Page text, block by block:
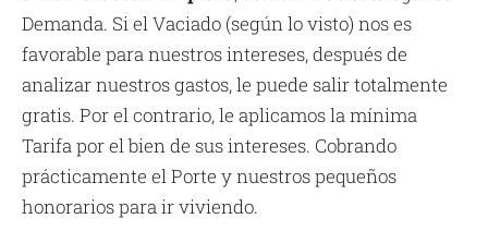
Demanda. Si el Vaciado (según lo visto) nos es
favorable para nuestros intereses, después de
analizar nuestros gastos, le puede salir totalmente
gratis. Por el contrario, le aplicamos la mínima
Tarifa por el bien de sus intereses. Cobrando
prácticamente el Porte y nuestros pequeños
honorarios para ir viviendo.